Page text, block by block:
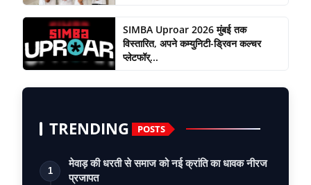
SIMBA Uproar 2026 मुंबई तक
विस्तारित, अपने कम्युनिटी-ड्रिवन कल्चर
प्लेटफॉर्...
TRENDING POSTS
1
मेवाड़ की धरती से समाज को नई क्रांति का धावक नीरज
प्रजापत